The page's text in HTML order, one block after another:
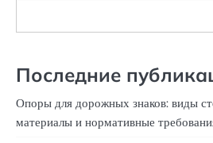
Последние
Опоры для дорожных знаков: виды
материалы и нормативные